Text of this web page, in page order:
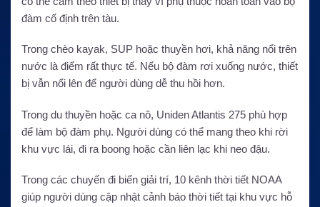
đàm cố định trên tàu.
Trong chèo kayak, SUP hoặc thuyền hơi, khả năng nổi trên
nước là điểm rất thực tế. Nếu bộ đàm rơi xuống nước, thiết
bị vẫn nổi lên để người dùng dễ thu hồi hơn.
Trong du thuyền hoặc ca nô, Uniden Atlantis 275 phù hợp
để làm bộ đàm phụ. Người dùng có thể mang theo khi rời
khu vực lái, đi ra boong hoặc cần liên lạc khi neo đậu.
Trong các chuyến đi biển giải trí, 10 kênh thời tiết NOAA
giúp người dùng cập nhật cảnh báo thời tiết tại khu vực hỗ